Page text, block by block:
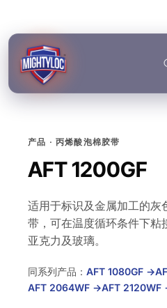
→
粘接与固化
→
建筑与制造加工
金属加工
→
TDS资料库 按系列
搜索
产品 · 丙烯酸泡棉胶带
AFT 1200GF
适用于标识及金属加工的
带，可在温度循环条件下粘
亚克力及玻璃。
同系列产品： AFT 1080GF →
AFT 2064WF →AFT 2120WF